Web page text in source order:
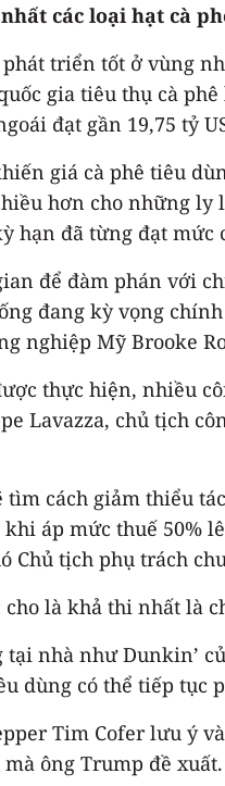
các loại hạt cà
triển tốt ở vùng
gia tiêu thụ cà
đạt gần 19,75 tỷ
giá cà phê tiêu
hơn cho những ly
hạn đã từng đạt mức
để đàm phán với
đang kỳ vọng
nghiệp Mỹ Brooke
thực hiện, nhiều
Lavazza, chủ tịch
tìm cách giảm thiểu
áp mức thuế 50%
Chủ tịch phụ trách
là khả thi nhất là
tại nhà như Dunkin’
dùng có thể tiếp tục
Tim Cofer lưu ý
ông Trump đề xuất.